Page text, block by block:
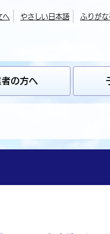
へ やさしい日本語 ふりがな
の方へ